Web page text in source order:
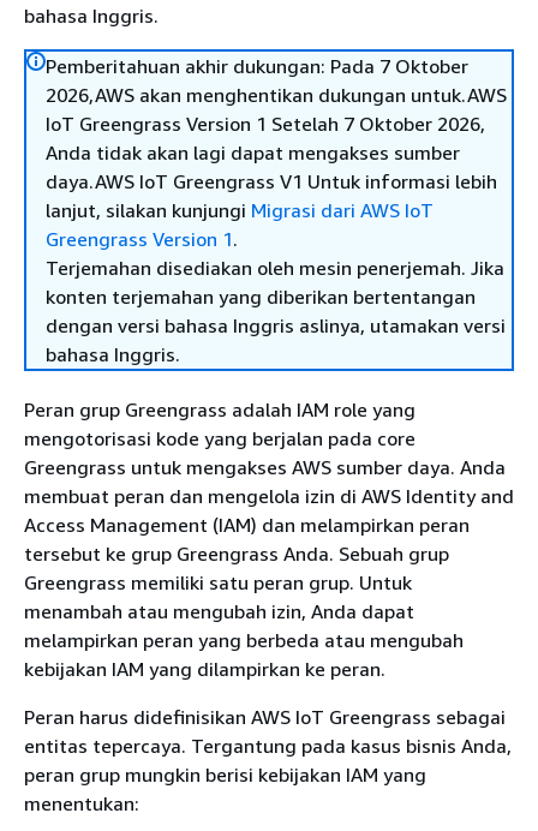
bahasa Inggris.
Pemberitahuan akhir dukungan: Pada 7 Oktober
2026,AWS akan menghentikan dukungan untuk.AWS
IoT Greengrass Version 1 Setelah 7 Oktober 2026,
Anda tidak akan lagi dapat mengakses sumber
daya.AWS IoT Greengrass V1 Untuk informasi lebih
lanjut, silakan kunjungi Migrasi dari AWS IoT
Greengrass Version 1.
Terjemahan disediakan oleh mesin penerjemah. Jika
konten terjemahan yang diberikan bertentangan
dengan versi bahasa Inggris aslinya, utamakan versi
bahasa Inggris.
Peran grup Greengrass adalah IAM role yang
mengotorisasi kode yang berjalan pada core
Greengrass untuk mengakses AWS sumber daya. Anda
membuat peran dan mengelola izin di AWS Identity and
Access Management (IAM) dan melampirkan peran
tersebut ke grup Greengrass Anda. Sebuah grup
Greengrass memiliki satu peran grup. Untuk
menambah atau mengubah izin, Anda dapat
melampirkan peran yang berbeda atau mengubah
kebijakan IAM yang dilampirkan ke peran.
Peran harus didefinisikan AWS IoT Greengrass sebagai
entitas tepercaya. Tergantung pada kasus bisnis Anda,
peran grup mungkin berisi kebijakan IAM yang
menentukan: